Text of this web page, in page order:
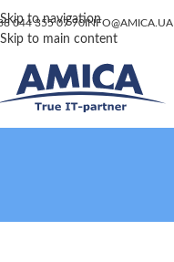
Skip to navigation
Skip to main content
044 355 07 70INFO@AMICA.UA